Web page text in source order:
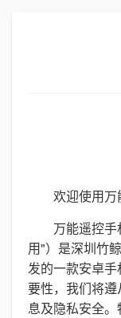
欢迎使用万
万能遥控
用"）是深圳竹
发的一款安卓
要性，我们将
息及隐私安全